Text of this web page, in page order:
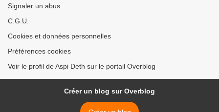
Signaler un abus
C.G.U.
Cookies et données personnelles
Préférences cookies
Voir le profil de Aspi Deth sur le portail Overblog
Créer un blog sur Overblog